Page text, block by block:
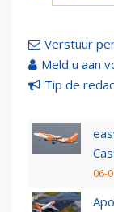
Verstuur
Meld u aan
Tip de
06-